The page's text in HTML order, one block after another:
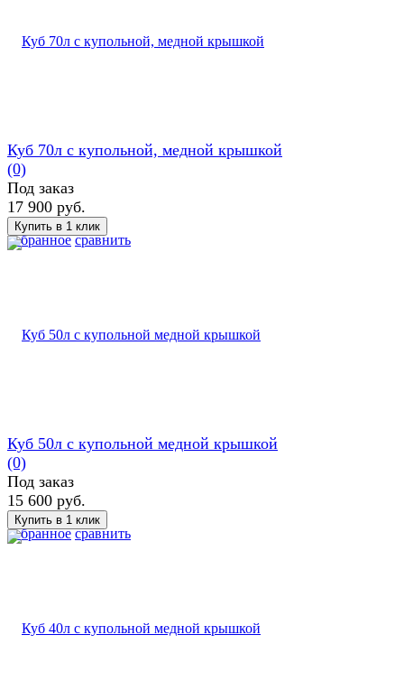
избранное сравнить
Куб 70л с купольной, медной крышкой
(0)
Под заказ
17 900 руб.
избранное сравнить
Куб 50л с купольной медной крышкой
(0)
Под заказ
15 600 руб.